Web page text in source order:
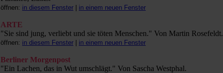
öffnen: in diesem Fenster in einem neuen Fenster
ARTE
"Sie sind jung, verliebt und sie töten Menschen." Von Martin Rosefeldt.
öffnen: in diesem Fenster in einem neuen Fenster
Berliner Morgenpost
"Ein Lachen, das in Wut umschlägt." Von Sascha Westphal.